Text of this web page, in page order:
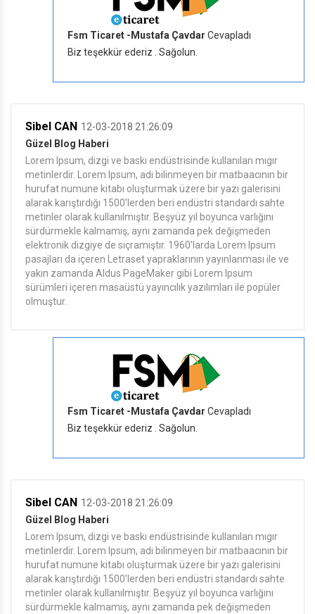
Fsm Ticaret -Mustafa Çavdar Cevapladı
Biz teşekkür ederiz . Sağolun.
Sibel CAN 12-03-2018 21:26:09
Güzel Blog Haberi
Lorem Ipsum, dizgi ve baskı endüstrisinde kullanılan mıgır
metinlerdir. Lorem Ipsum, adı bilinmeyen bir matbaacının bir
hurufat numune kitabı oluşturmak üzere bir yazı galerisini
alarak karıştırdığı 1500'lerden beri endüstri standardı sahte
metinler olarak kullanılmıştır. Beşyüz yıl boyunca varlığını
sürdürmekle kalmamış, aynı zamanda pek değişmeden
elektronik dizgiye de sıçramıştır. 1960'larda Lorem Ipsum
pasajları da içeren Letraset yapraklarının yayınlanması ile ve
yakın zamanda Aldus PageMaker gibi Lorem Ipsum
sürümleri içeren masaüstü yayıncılık yazılımları ile popüler
olmuştur.
Fsm Ticaret -Mustafa Çavdar Cevapladı
Biz teşekkür ederiz . Sağolun.
Sibel CAN 12-03-2018 21:26:09
Güzel Blog Haberi
Lorem Ipsum, dizgi ve baskı endüstrisinde kullanılan mıgır
metinlerdir. Lorem Ipsum, adı bilinmeyen bir matbaacının bir
hurufat numune kitabı oluşturmak üzere bir yazı galerisini
alarak karıştırdığı 1500'lerden beri endüstri standardı sahte
metinler olarak kullanılmıştır. Beşyüz yıl boyunca varlığını
sürdürmekle kalmamış, aynı zamanda pek değişmeden